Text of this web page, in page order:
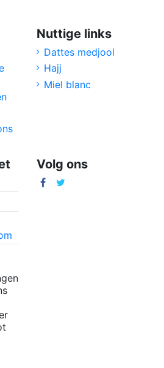
Nuttige links
Dattes medjool
Hajj
Miel blanc
Volg ons